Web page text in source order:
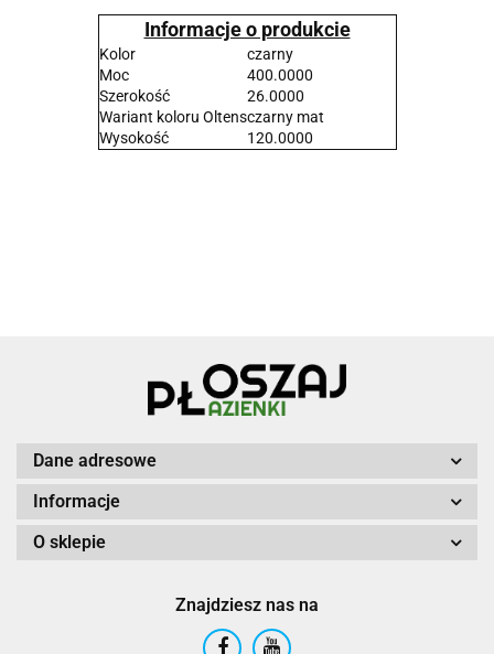
Informacje o produkcie
Kolor
czarny
Moc
400.0000
Szerokość
26.0000
Wariant koloru Oltensczarny mat
Wysokość
120.0000
Dane adresowe
Informacje
O sklepie
Znajdziesz nas na